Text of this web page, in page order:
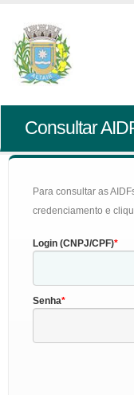
Consultar
Para consultar as
credenciamento e
Login (CNPJ/CPF)
Senha